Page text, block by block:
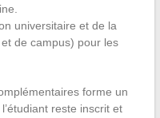
universitaire et de la
de campus) pour les
forme un
reste inscrit et